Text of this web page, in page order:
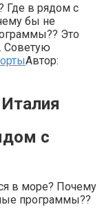
Где в рядом с
бы не
Это
Советую
Автор:
с
в море? Почему
программы??